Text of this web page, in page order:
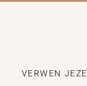
VERWEN